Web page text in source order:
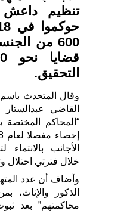
تنظيم داعش
600 من
التحقيق.
وقال المتحدث
القاضي
“المحاكم المختصة
الأجانب
خلال فترتي احتلال
الذكور والإناث،
محاكمتهم” بعد